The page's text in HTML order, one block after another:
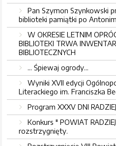
Pan Szymon Szynkowski
biblioteki pamiątki po
W OKRESIE LETNIM
BIBLIOTEKI TRWA
BIBLIOTECZNYCH
... Śpiewaj ogrody...
Wyniki XVII edycji
Literackiego im. Franciszka
Program XXXV DNI
Konkurs " POWIAT
rozstrzygnięty.